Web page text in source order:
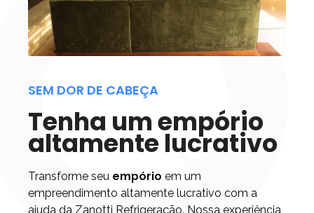
SEM DOR DE CABEÇA
Tenha um empório
altamente lucrativo
Transforme seu empório em um
empreendimento altamente lucrativo com a
ajuda da Zanotti Refrigeração. Nossa experiência